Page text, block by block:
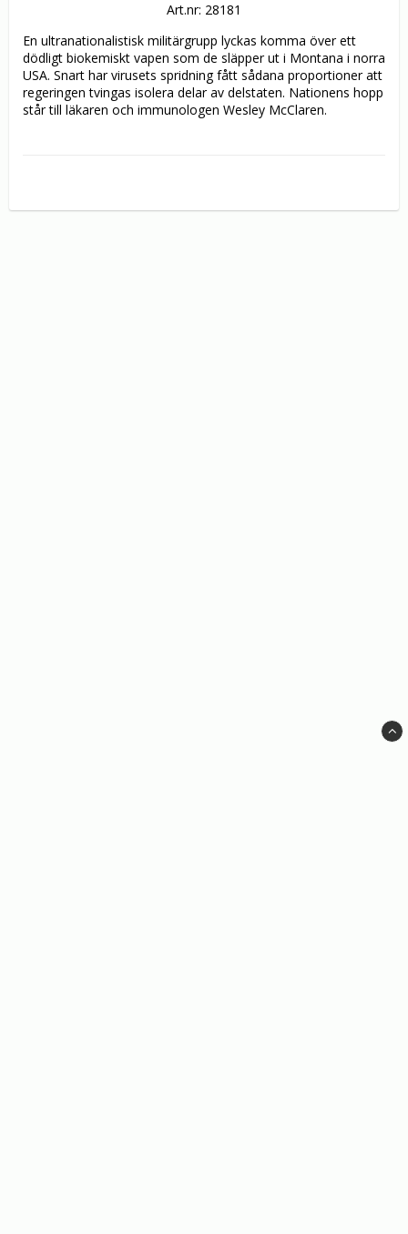
Art.nr: 28181
En ultranationalistisk militärgrupp lyckas komma över ett
dödligt biokemiskt vapen som de släpper ut i Montana i norra
USA. Snart har virusets spridning fått sådana proportioner att
regeringen tvingas isolera delar av delstaten. Nationens hopp
står till läkaren och immunologen Wesley McClaren.